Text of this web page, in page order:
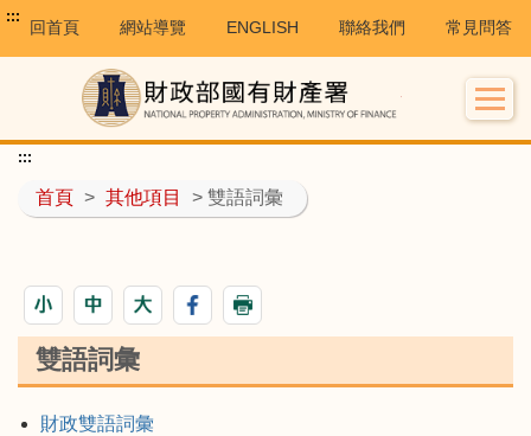
:::
回首頁 網站導覽 ENGLISH 聯絡我們 常見問答
首頁 > 其他項目 > 雙語詞彙
:::
雙語詞彙
財政雙語詞彙